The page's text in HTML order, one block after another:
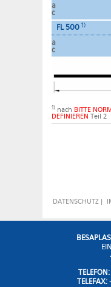
a
c
FL 500 1)
a
c
1) nach BITTE
DEFINIEREN Teil 2
DATENSCHUTZ|
TELEFON:
TELEFAX: